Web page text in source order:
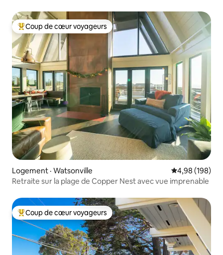
Coup de cœur voyageurs parmi les plus aimés
Coup de cœur voyageurs
Logement · Watsonville Note
4,98 (198)
Retraite sur la plage de Copper Nest avec vue imprenable
Coup de cœur voyageurs parmi les plus aimés
Coup de cœur voyageurs